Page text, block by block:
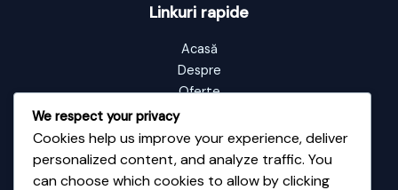
Linkuri rapide
Acasă
Despre
Oferte
Portofoliu
Blog
Contact
We respect your privacy
Cookies help us improve your experience, deliver
personalized content, and analyze traffic. You
can choose which cookies to allow by clicking